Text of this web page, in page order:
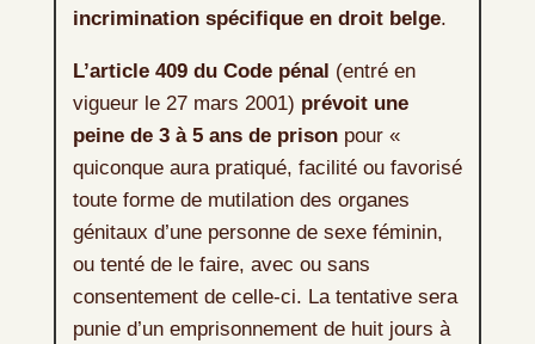
incrimination spécifique en droit belge.
L’article 409 du Code pénal (entré en
vigueur le 27 mars 2001) prévoit une
peine de 3 à 5 ans de prisonpour «
quiconque aura pratiqué, facilité ou favorisé
toute forme de mutilation des organes
génitaux d’une personne de sexe féminin,
ou tenté de le faire, avec ou sans
consentement de celle-ci. La tentative sera
punie d’un emprisonnement de huit jours à